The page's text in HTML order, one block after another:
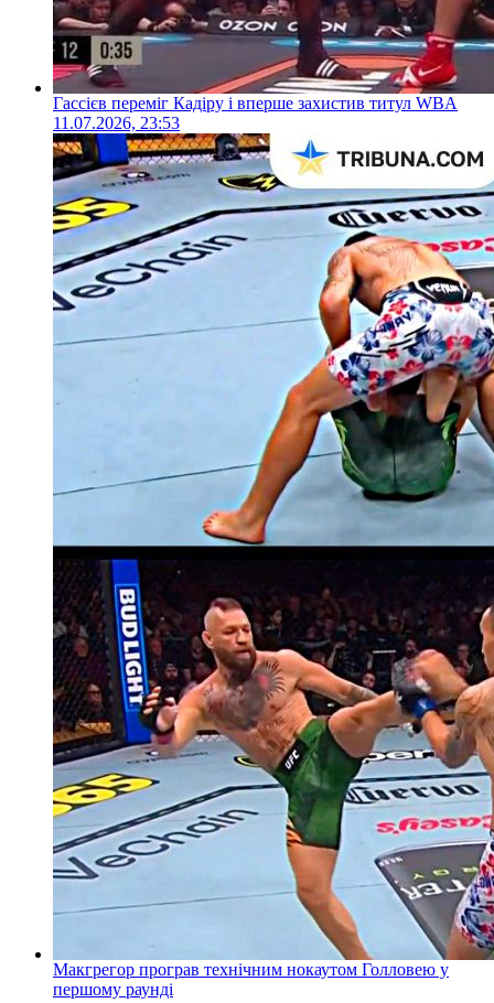
Гассієв переміг Кадіру і вперше захистив титул WBA
11.07.2026, 23:53
Макгрегор програв технічним нокаутом Голловею у
першому раунді